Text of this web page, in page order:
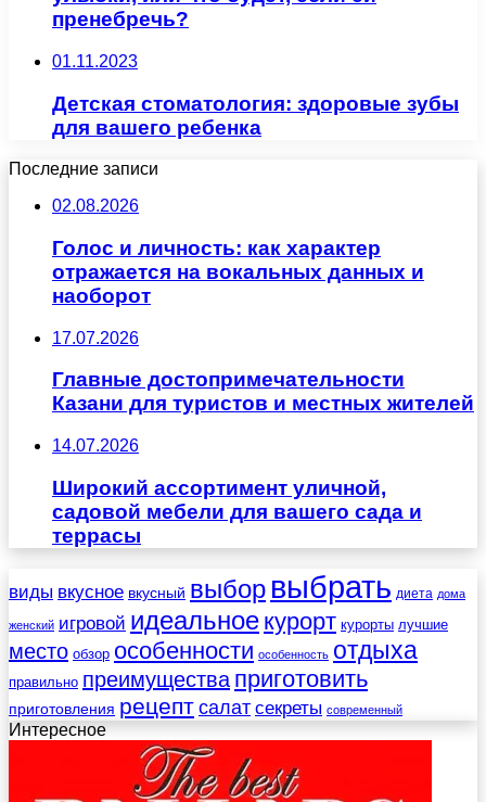
пренебречь?
01.11.2023
Детская стоматология: здоровые зубы
для вашего ребенка
Последние записи
02.08.2026
Голос и личность: как характер
отражается на вокальных данных и
наоборот
17.07.2026
Главные достопримечательности
Казани для туристов и местных жителей
14.07.2026
Широкий ассортимент уличной,
садовой мебели для вашего сада и
террасы
виды вкусное вкусный выбор выбрать диета дома
женский игровой идеальное курорт курорты лучшие
место обзор особенности особенность отдыха
правильно преимущества приготовить
приготовления рецепт салат секреты современный
Интересное